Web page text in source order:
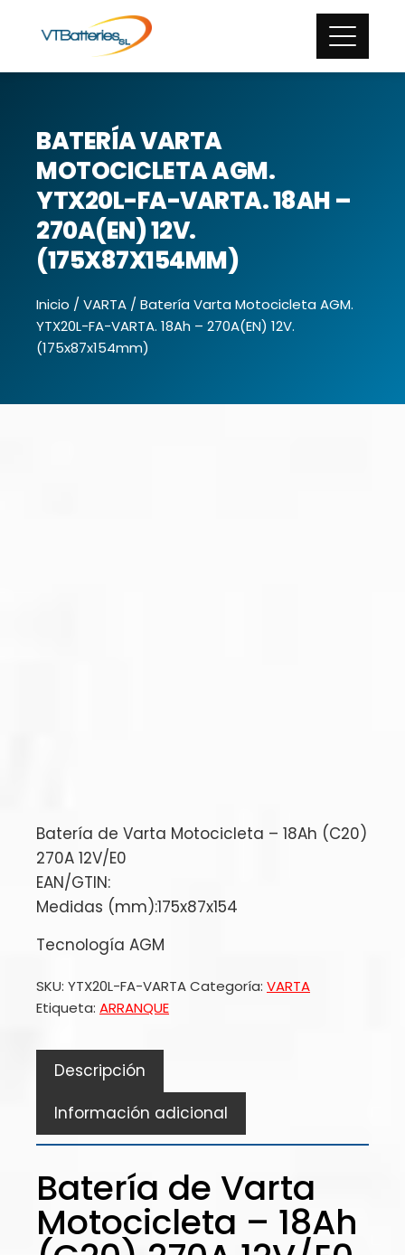
BATERÍA VARTA
MOTOCICLETA AGM.
YTX20L-FA-VARTA. 18AH –
270A(EN) 12V.
(175X87X154MM)
Inicio / VARTA / Batería Varta Motocicleta AGM.
YTX20L-FA-VARTA. 18Ah – 270A(EN) 12V.
(175x87x154mm)
Batería de Varta Motocicleta – 18Ah (C20)
270A 12V/E0
EAN/GTIN:
Medidas (mm):175x87x154
Tecnología AGM
SKU: YTX20L-FA-VARTACategoría: VARTA
Etiqueta: ARRANQUE
Descripción
Información adicional
Batería de Varta
Motocicleta – 18Ah